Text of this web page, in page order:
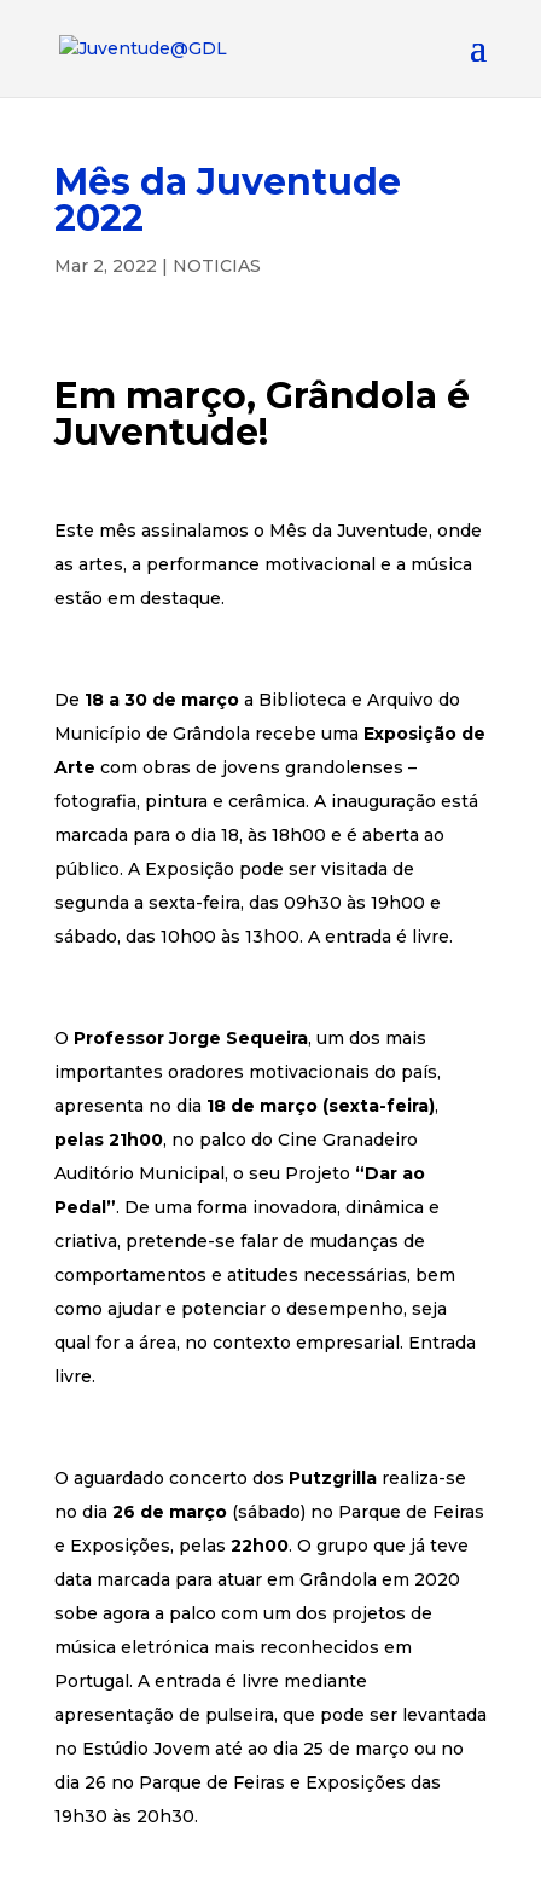
Mês da Juventude
2022
Mar 2, 2022 | NOTICIAS
Em março, Grândola é
Juventude!
Este mês assinalamos o Mês da Juventude, onde
as artes, a performance motivacional e a música
estão em destaque.
De 18 a 30 de marçoa Biblioteca e Arquivo do
Município de Grândola recebe uma Exposição de
Arte com obras de jovens grandolenses –
fotografia, pintura e cerâmica. A inauguração está
marcada para o dia 18, às 18h00 e é aberta ao
público. A Exposição pode ser visitada de
segunda a sexta-feira, das 09h30 às 19h00 e
sábado, das 10h00 às 13h00. A entrada é livre.
O Professor Jorge Sequeira, um dos mais
importantes oradores motivacionais do país,
apresenta no dia 18 de março (sexta-feira),
pelas 21h00, no palco do Cine Granadeiro
Auditório Municipal, o seu Projeto “Dar ao
Pedal”. De uma forma inovadora, dinâmica e
criativa, pretende-se falar de mudanças de
comportamentos e atitudes necessárias, bem
como ajudar e potenciar o desempenho, seja
qual for a área, no contexto empresarial. Entrada
livre.
O aguardado concerto dos Putzgrillarealiza-se
no dia 26 de março(sábado) no Parque de Feiras
e Exposições, pelas 22h00. O grupo que já teve
data marcada para atuar em Grândola em 2020
sobe agora a palco com um dos projetos de
música eletrónica mais reconhecidos em
Portugal. A entrada é livre mediante
apresentação de pulseira, que pode ser levantada
no Estúdio Jovem até ao dia 25 de março ou no
dia 26 no Parque de Feiras e Exposições das
19h30 às 20h30.